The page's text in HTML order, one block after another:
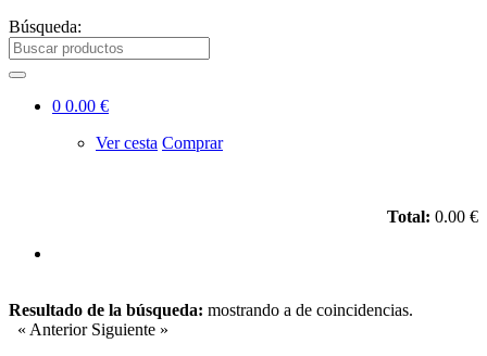
Búsqueda:
0 0.00 €
Ver cesta Comprar
Total: 0.00 €
Resultado de la búsqueda: mostrando a de coincidencias.
« Anterior Siguiente »